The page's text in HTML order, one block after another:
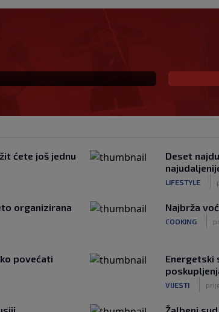
je slobodan
ćete još jednu
Deset
LIFESTYLE
organizirana
Najbrža
COOKING
povećati
Energetski
VIJESTI